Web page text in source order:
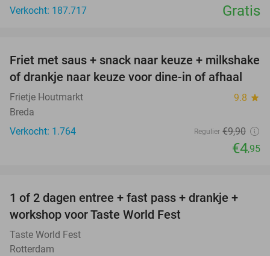
Verkocht: 187.717
Gratis
50%
Friet met saus + snack naar keuze + milkshake
of drankje naar keuze voor dine-in of afhaal
Frietje Houtmarkt 9.8 star
Breda
Verkocht: 1.764
Regulier €9,90
€4,95
56%
TODAY
1 of 2 dagen entree + fast pass + drankje +
workshop voor Taste World Fest
Taste World Fest
Rotterdam